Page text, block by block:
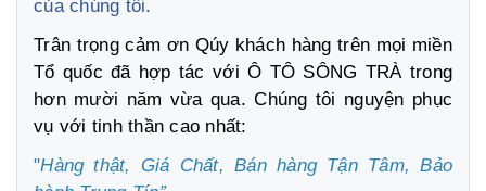
của chúng tôi.
Trân trọng cảm ơn Qúy khách hàng trên mọi miền
Tổ quốc đã hợp tác với Ô TÔ SÔNG TRÀ trong
hơn mười năm vừa qua. Chúng tôi nguyện phục
vụ với tinh thần cao nhất:
"Hàng thật, Giá Chất, Bán hàng Tận Tâm, Bảo